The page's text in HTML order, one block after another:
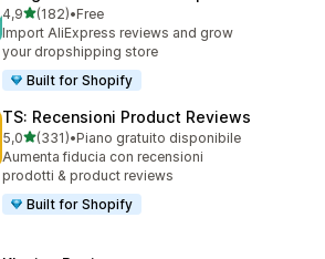
4,9stelle su 5
(182)
182 recensioni totali
•Free
Import AliExpress reviews and grow
your dropshipping store
Built for Shopify
TS: Recensioni Product Reviews
5,0stelle su 5
(331)
331 recensioni totali
•Piano gratuito disponibile
Aumenta fiducia con recensioni
prodotti & product reviews
Built for Shopify